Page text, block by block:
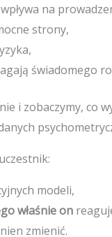
na
strony,
świadomego
i zobaczymy, co
modeli,
właśnie on
zmienić.